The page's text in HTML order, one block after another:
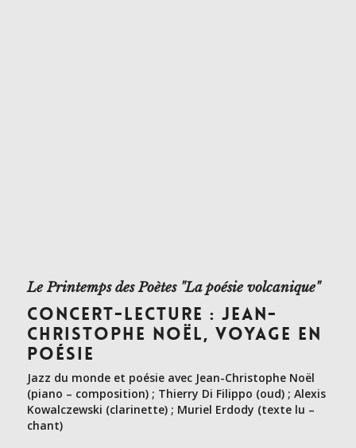
Le Printemps des Poètes "La poésie volcanique"
CONCERT-LECTURE : JEAN-
CHRISTOPHE NOËL, VOYAGE EN
POÉSIE
Jazz du monde et poésie avec Jean-Christophe Noël
(piano – composition) ; Thierry Di Filippo (oud) ; Alexis
Kowalczewski (clarinette) ; Muriel Erdody (texte lu –
chant)